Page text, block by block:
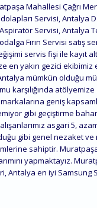
Mahallesi Çağrı
Servisi, Antalya
Servisi, Antalya
Fırın Servisi satış
servis fişi ile kayıt
en yakın gezici
mümkün olduğu
karşılığında
geniş
gibi geçiştirme
asgari 5,
gibi genel nezaket
sahiptir.
yapmaktayız.
Antalya en iyi Samsung